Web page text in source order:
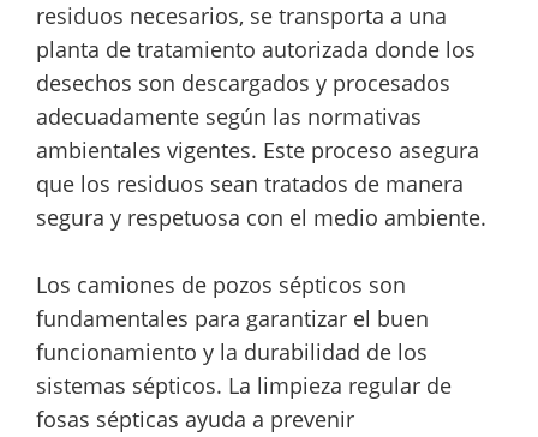
residuos necesarios, se transporta a una
planta de tratamiento autorizada donde los
desechos son descargados y procesados
adecuadamente según las normativas
ambientales vigentes. Este proceso asegura
que los residuos sean tratados de manera
segura y respetuosa con el medio ambiente.
Los camiones de pozos sépticos son
fundamentales para garantizar el buen
funcionamiento y la durabilidad de los
sistemas sépticos. La limpieza regular de
fosas sépticas ayuda a prevenir